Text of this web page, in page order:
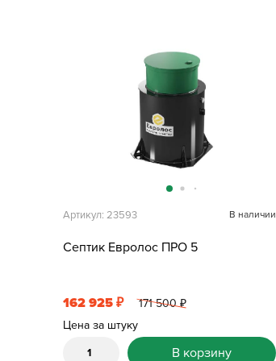
Септик Евролос ПРО 5
Артикул: 23593 В наличии
162 925₽ 171 500₽
Цена за штуку
В корзину